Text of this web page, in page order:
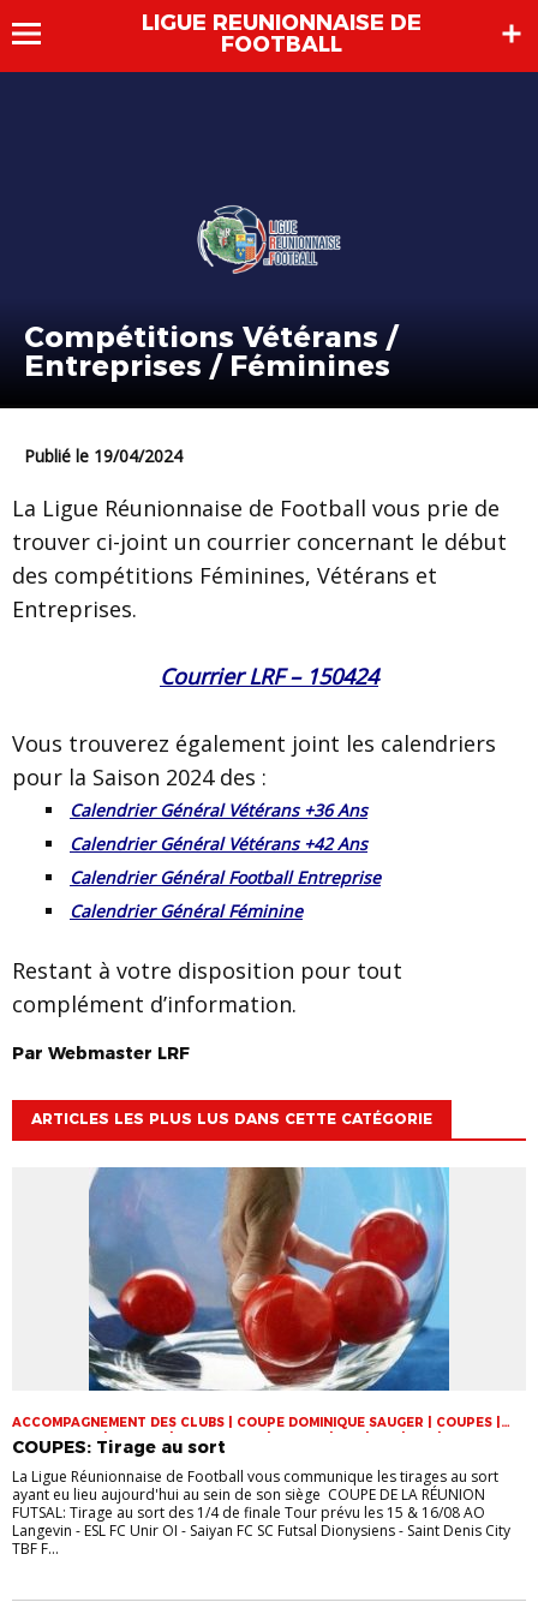
LIGUE REUNIONNAISE DE
FOOTBALL
Compétitions Vétérans /
Entreprises / Féminines
Publié le 19/04/2024
La Ligue Réunionnaise de Football vous prie de
trouver ci-joint un courrier concernant le début
des compétitions Féminines, Vétérans et
Entreprises.
Courrier LRF – 150424
Vous trouverez également joint les calendriers
pour la Saison 2024 des :
Calendrier Général Vétérans +36 Ans
Calendrier Général Vétérans +42 Ans
Calendrier Général Football Entreprise
Calendrier Général Féminine
Restant à votre disposition pour tout
complément d’information.
Par Webmaster LRF
ARTICLES LES PLUS LUS DANS CETTE CATÉGORIE
ACCOMPAGNEMENT DES CLUBS | COUPE DOMINIQUE SAUGER | COUPES |
FOOT LOISIR | FUTSAL | INFOS-LIGUE | JEUNES | U14 | U15 | U17 | VIE DES
CLUBS
COUPES: Tirage au sort
La Ligue Réunionnaise de Football vous communique les tirages au sort
ayant eu lieu aujourd'hui au sein de son siège COUPE DE LA RÉUNION
FUTSAL: Tirage au sort des 1/4 de finale Tour prévu les 15 & 16/08 AO
Langevin - ESL FC Unir OI - Saiyan FC SC Futsal Dionysiens - Saint Denis City
TBF F...